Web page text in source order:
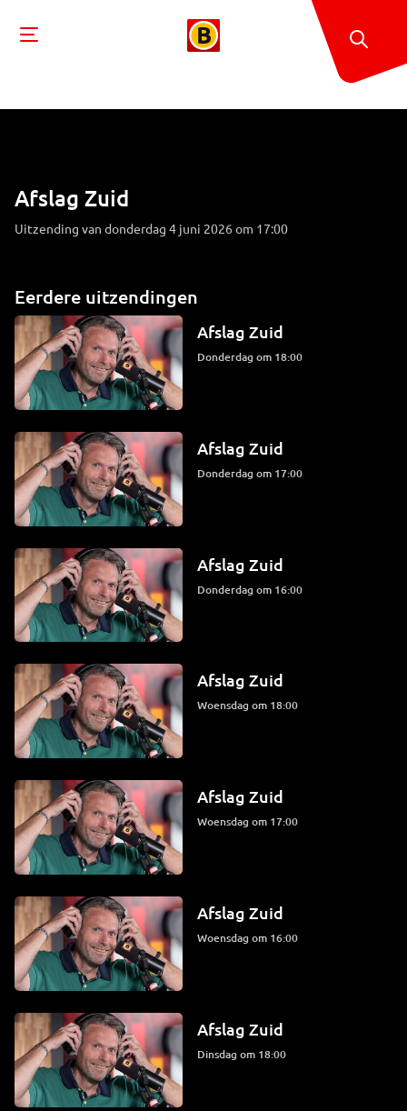
Afslag Zuid
Uitzending van donderdag 4 juni 2026 om 17:00
Eerdere uitzendingen
Afslag Zuid
donderdag om 18:00
Afslag Zuid
donderdag om 17:00
Afslag Zuid
donderdag om 16:00
Afslag Zuid
woensdag om 18:00
Afslag Zuid
woensdag om 17:00
Afslag Zuid
woensdag om 16:00
Afslag Zuid
dinsdag om 18:00